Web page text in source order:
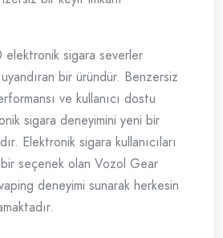
sigara severler
bir üründür. Benzersiz
ve kullanıcı dostu
sigara deneyimini yeni bir
Elektronik sigara kullanıcıları
seçenek olan Vozol Gear
deneyimi sunarak herkesin